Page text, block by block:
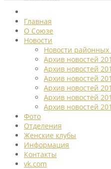
Главная
О Союзе
Новости
Новости районных
Архив новостей
Архив новостей
Архив новостей
Архив новостей
Архив новостей
Архив новостей
Фото
Отделения
Женские клубы
Информация
Контакты
vk.com